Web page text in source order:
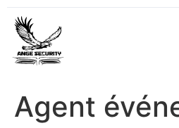
Agent